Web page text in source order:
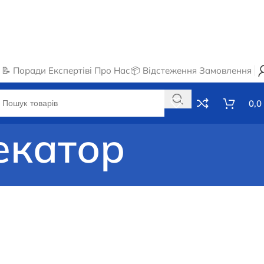
📝 Поради Експертівℹ️ Про Нас📦 Відстеження Замовлення
0,0